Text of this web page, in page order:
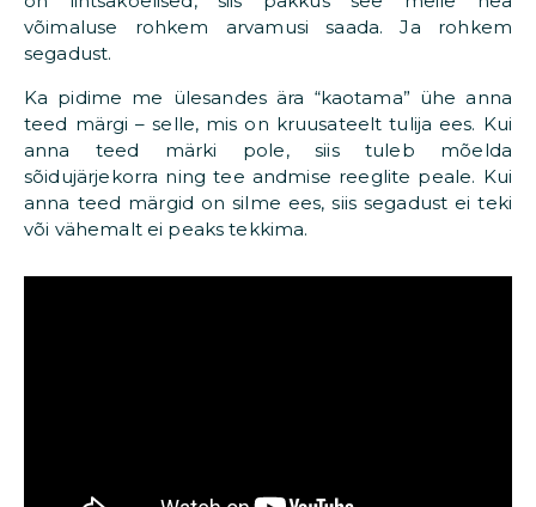
võimaluse rohkem arvamusi saada. Ja rohkem
segadust.
Ka pidime me ülesandes ära “kaotama” ühe anna
teed märgi – selle, mis on kruusateelt tulija ees. Kui
anna teed märki pole, siis tuleb mõelda
sõidujärjekorra ning tee andmise reeglite peale. Kui
anna teed märgid on silme ees, siis segadust ei teki
või vähemalt ei peaks tekkima.